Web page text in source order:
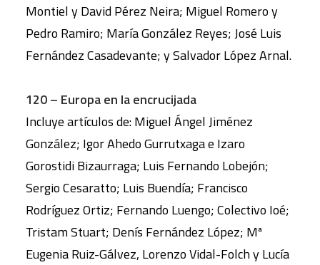
Montiel y David Pérez Neira; Miguel Romero y
Pedro Ramiro; María González Reyes; José Luis
Fernández Casadevante; y Salvador López Arnal.
120 – Europa en la encrucijada
Incluye artículos de: Miguel Ángel Jiménez
González; Igor Ahedo Gurrutxaga e Izaro
Gorostidi Bizaurraga; Luis Fernando Lobejón;
Sergio Cesaratto; Luis Buendía; Francisco
Rodríguez Ortiz; Fernando Luengo; Colectivo Ioé;
Tristam Stuart; Denís Fernández López; Mª
Eugenia Ruiz-Gálvez, Lorenzo Vidal-Folch y Lucía